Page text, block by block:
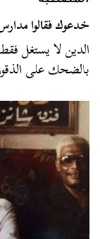
خدعوك فقالوا
الدين لا يستغل
بالضحك على